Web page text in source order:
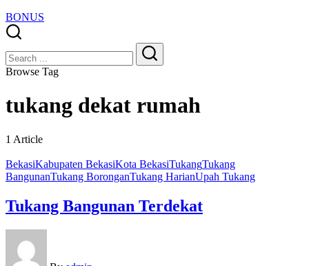
BONUS
Search
Search
Browse Tag
tukang dekat rumah
1 Article
BekasiKabupaten BekasiKota BekasiTukangTukang
BangunanTukang BoronganTukang HarianUpah Tukang
Tukang Bangunan Terdekat